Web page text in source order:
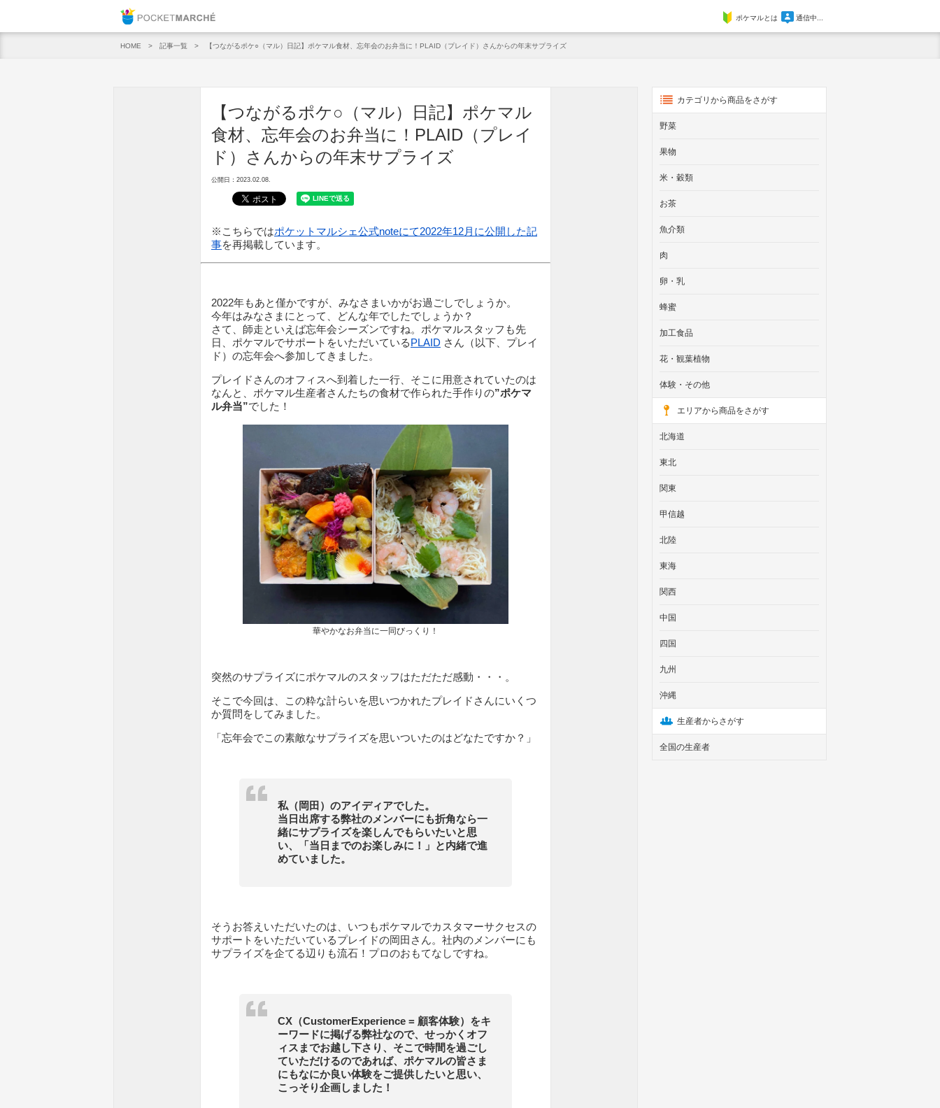
ポケマルとは 通信中...
HOME 記事一覧 【つながるポケ○（マル）日記】ポケマル食材、忘年会のお弁当に！PLAID（プレイド）さんからの年末サプライズ
【つながるポケ○（マル）日記】ポケマル
食材、忘年会のお弁当に！PLAID（プレイ
ド）さんからの年末サプライズ
公開日：2023.02.08.
※こちらではポケットマルシェ公式noteにて2022年12月に公開した記
事を再掲載しています。
2022年もあと僅かですが、みなさまいかがお過ごしでしょうか。
今年はみなさまにとって、どんな年でしたでしょうか？
さて、師走といえば忘年会シーズンですね。ポケマルスタッフも先
日、ポケマルでサポートをいただいているPLAID さん（以下、プレイ
ド）の忘年会へ参加してきました。
プレイドさんのオフィスへ到着した一行、そこに用意されていたのは
なんと、ポケマル生産者さんたちの食材で作られた手作りの”ポケマ
ル弁当”でした！
華やかなお弁当に一同びっくり！
突然のサプライズにポケマルのスタッフはただただ感動・・・。
そこで今回は、この粋な計らいを思いつかれたプレイドさんにいくつ
か質問をしてみました。
「忘年会でこの素敵なサプライズを思いついたのはどなたですか？」
私（岡田）のアイディアでした。
当日出席する弊社のメンバーにも折角なら一
緒にサプライズを楽しんでもらいたいと思
い、「当日までのお楽しみに！」と内緒で進
めていました。
そうお答えいただいたのは、いつもポケマルでカスタマーサクセスの
サポートをいただいているプレイドの岡田さん。社内のメンバーにも
サプライズを企てる辺りも流石！プロのおもてなしですね。
CX（CustomerExperience = 顧客体験）をキ
ーワードに掲げる弊社なので、せっかくオフ
ィスまでお越し下さり、そこで時間を過ごし
ていただけるのであれば、ポケマルの皆さま
にもなにか良い体験をご提供したいと思い、
こっそり企画しました！
カテゴリから商品をさがす
野菜
果物
米・穀類
お茶
魚介類
肉
卵・乳
蜂蜜
加工食品
花・観葉植物
体験・その他
エリアから商品をさがす
北海道
東北
関東
甲信越
北陸
東海
関西
中国
四国
九州
沖縄
生産者からさがす
全国の生産者